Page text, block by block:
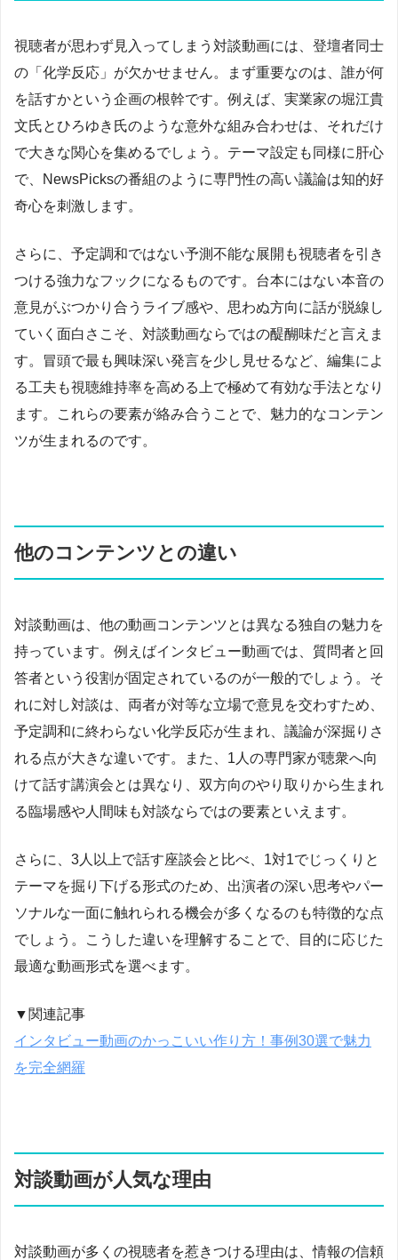
視聴者が思わず見入ってしまう対談動画には、登壇者同士
の「化学反応」が欠かせません。まず重要なのは、誰が何
を話すかという企画の根幹です。例えば、実業家の堀江貴
文氏とひろゆき氏のような意外な組み合わせは、それだけ
で大きな関心を集めるでしょう。テーマ設定も同様に肝心
で、NewsPicksの番組のように専門性の高い議論は知的好
奇心を刺激します。
さらに、予定調和ではない予測不能な展開も視聴者を引き
つける強力なフックになるものです。台本にはない本音の
意見がぶつかり合うライブ感や、思わぬ方向に話が脱線し
ていく面白さこそ、対談動画ならではの醍醐味だと言えま
す。冒頭で最も興味深い発言を少し見せるなど、編集によ
る工夫も視聴維持率を高める上で極めて有効な手法となり
ます。これらの要素が絡み合うことで、魅力的なコンテン
ツが生まれるのです。
他のコンテンツとの違い
対談動画は、他の動画コンテンツとは異なる独自の魅力を
持っています。例えばインタビュー動画では、質問者と回
答者という役割が固定されているのが一般的でしょう。そ
れに対し対談は、両者が対等な立場で意見を交わすため、
予定調和に終わらない化学反応が生まれ、議論が深掘りさ
れる点が大きな違いです。また、1人の専門家が聴衆へ向
けて話す講演会とは異なり、双方向のやり取りから生まれ
る臨場感や人間味も対談ならではの要素といえます。
さらに、3人以上で話す座談会と比べ、1対1でじっくりと
テーマを掘り下げる形式のため、出演者の深い思考やパー
ソナルな一面に触れられる機会が多くなるのも特徴的な点
でしょう。こうした違いを理解することで、目的に応じた
最適な動画形式を選べます。
▼関連記事
インタビュー動画のかっこいい作り方！事例30選で魅力
を完全網羅
対談動画が人気な理由
対談動画が多くの視聴者を惹きつける理由は、情報の信頼